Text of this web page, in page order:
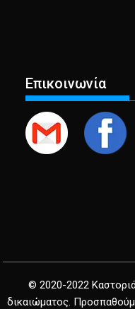
Επικοινωνία
© 2020-2022
δικαιώματος.